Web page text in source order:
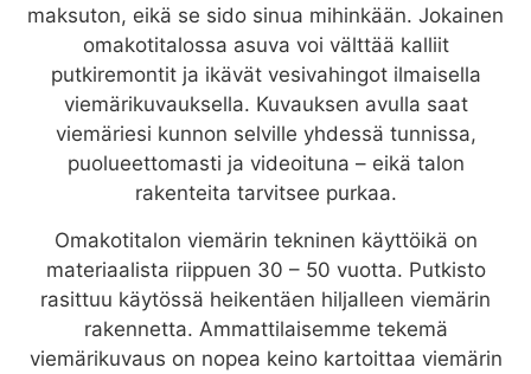
maksuton, eikä se sido sinua mihinkään. Jokainen
omakotitalossa asuva voi välttää kalliit
putkiremontit ja ikävät vesivahingot ilmaisella
viemärikuvauksella. Kuvauksen avulla saat
viemäriesi kunnon selville yhdessä tunnissa,
puolueettomasti ja videoituna – eikä talon
rakenteita tarvitsee purkaa.
Omakotitalon viemärin tekninen käyttöikä on
materiaalista riippuen 30 – 50 vuotta. Putkisto
rasittuu käytössä heikentäen hiljalleen viemärin
rakennetta. Ammattilaisemme tekemä
viemärikuvaus on nopea keino kartoittaa viemärin